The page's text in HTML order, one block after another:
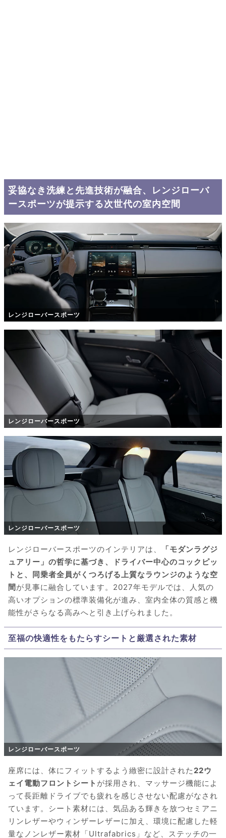
妥協なき洗練と先進技術が融合、レンジローバ
ースポーツが提示する次世代の室内空間
レンジローバースポーツ
レンジローバースポーツ
レンジローバースポーツ
レンジローバースポーツのインテリアは、
「モダンラグジ
ュアリー」の哲学に基づき、ドライバー中心のコックピッ
トと、同乗者全員がくつろげる上質なラウンジのような空
間が見事に融合しています。2027年モデルでは、人気の
高いオプションの標準装備化が進み、室内全体の質感と機
能性がさらなる高みへと引き上げられました。
至福の快適性をもたらすシートと厳選された素材
レンジローバースポーツ
座席には、体にフィットするよう緻密に設計された 22ウ
ェイ電動フロントシート が採用され、マッサージ機能によ
って長距離ドライブでも疲れを感じさせない配慮がなされ
ています。シート素材には、気品ある輝きを放つセミアニ
リンレザーやウィンザーレザーに加え、環境に配慮した軽
量なノンレザー素材「Ultrafabrics」など、ステッチの一